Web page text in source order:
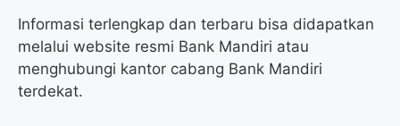
Informasi terlengkap dan terbaru bisa didapatkan
melalui website resmi Bank Mandiri atau
menghubungi kantor cabang Bank Mandiri
terdekat.